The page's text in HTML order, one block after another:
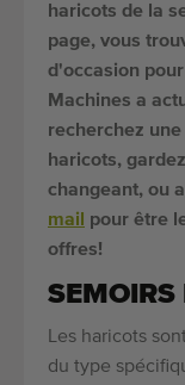
haricots de la
page, vous
d'occasion
Machines a
recherchez
haricots,
changeant, ou
mail
pour être
offres!
SEMOIRS
Les haricots
du type